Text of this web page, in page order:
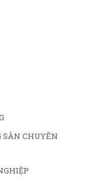
SẢN CHUYÊN